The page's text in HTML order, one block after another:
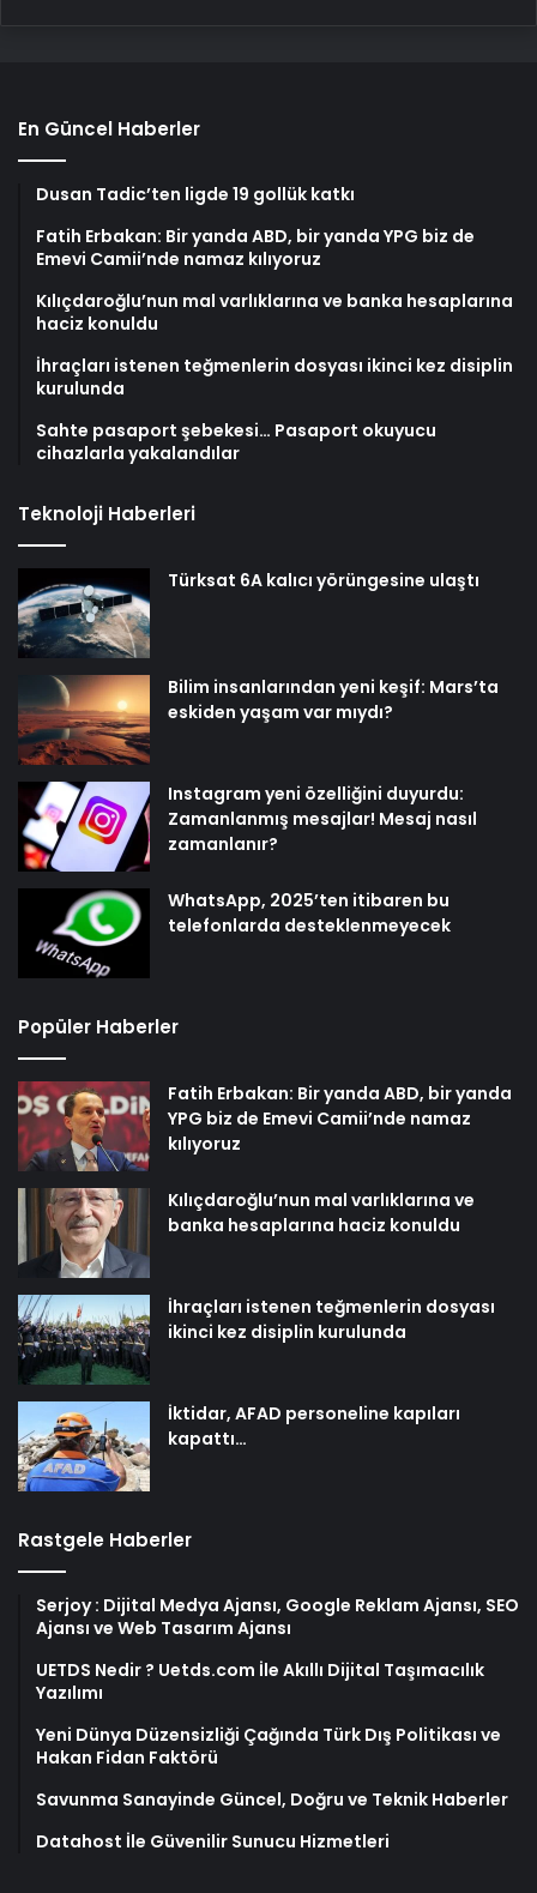
En Güncel Haberler
Dusan Tadic’ten ligde 19 gollük katkı
Fatih Erbakan: Bir yanda ABD, bir yanda YPG biz de
Emevi Camii’nde namaz kılıyoruz
Kılıçdaroğlu’nun mal varlıklarına ve banka hesaplarına
haciz konuldu
İhraçları istenen teğmenlerin dosyası ikinci kez disiplin
kurulunda
Sahte pasaport şebekesi… Pasaport okuyucu
cihazlarla yakalandılar
Teknoloji Haberleri
Türksat 6A kalıcı yörüngesine ulaştı
Bilim insanlarından yeni keşif: Mars’ta
eskiden yaşam var mıydı?
Instagram yeni özelliğini duyurdu:
Zamanlanmış mesajlar! Mesaj nasıl
zamanlanır?
WhatsApp, 2025’ten itibaren bu
telefonlarda desteklenmeyecek
Popüler Haberler
Fatih Erbakan: Bir yanda ABD, bir yanda
YPG biz de Emevi Camii’nde namaz
kılıyoruz
Kılıçdaroğlu’nun mal varlıklarına ve
banka hesaplarına haciz konuldu
İhraçları istenen teğmenlerin dosyası
ikinci kez disiplin kurulunda
İktidar, AFAD personeline kapıları
kapattı…
Rastgele Haberler
Serjoy : Dijital Medya Ajansı, Google Reklam Ajansı, SEO
Ajansı ve Web Tasarım Ajansı
UETDS Nedir ? Uetds.com İle Akıllı Dijital Taşımacılık
Yazılımı
Yeni Dünya Düzensizliği Çağında Türk Dış Politikası ve
Hakan Fidan Faktörü
Savunma Sanayinde Güncel, Doğru ve Teknik Haberler
Datahost İle Güvenilir Sunucu Hizmetleri